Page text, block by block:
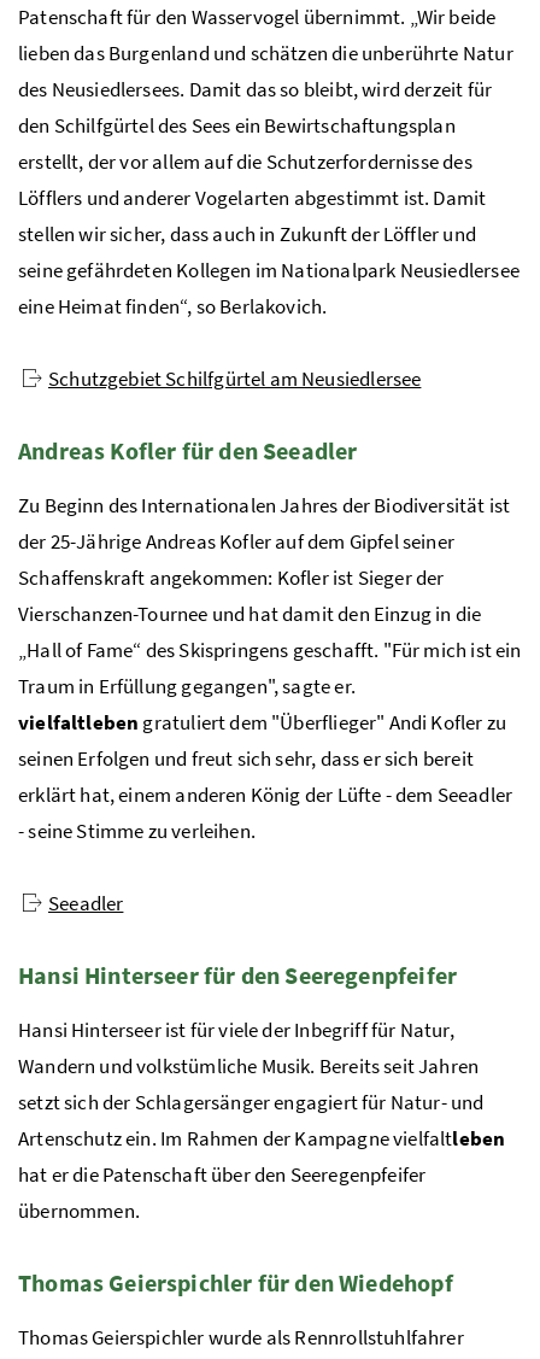
Patenschaft für den Wasservogel übernimmt. „Wir beide
lieben das Burgenland und schätzen die unberührte Natur
des Neusiedlersees. Damit das so bleibt, wird derzeit für
den Schilfgürtel des Sees ein Bewirtschaftungsplan
erstellt, der vor allem auf die Schutzerfordernisse des
Löfflers und anderer Vogelarten abgestimmt ist. Damit
stellen wir sicher, dass auch in Zukunft der Löffler und
seine gefährdeten Kollegen im Nationalpark Neusiedlersee
eine Heimat finden“, so Berlakovich.
Schutzgebiet Schilfgürtel am Neusiedlersee
Andreas Kofler für den Seeadler
Zu Beginn des Internationalen Jahres der Biodiversität ist
der 25-Jährige Andreas Kofler auf dem Gipfel seiner
Schaffenskraft angekommen: Kofler ist Sieger der
Vierschanzen-Tournee und hat damit den Einzug in die
„Hall of Fame“ des Skispringens geschafft. "Für mich ist ein
Traum in Erfüllung gegangen", sagte er.
vielfaltleben gratuliert dem "Überflieger" Andi Kofler zu
seinen Erfolgen und freut sich sehr, dass er sich bereit
erklärt hat, einem anderen König der Lüfte - dem Seeadler
- seine Stimme zu verleihen.
Seeadler
Hansi Hinterseer für den Seeregenpfeifer
Hansi Hinterseer ist für viele der Inbegriff für Natur,
Wandern und volkstümliche Musik. Bereits seit Jahren
setzt sich der Schlagersänger engagiert für Natur- und
Artenschutz ein. Im Rahmen der Kampagne vielfaltleben
hat er die Patenschaft über den Seeregenpfeifer
übernommen.
Thomas Geierspichler für den Wiedehopf
Thomas Geierspichler wurde als Rennrollstuhlfahrer